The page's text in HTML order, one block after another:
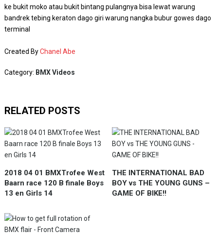
ke bukit moko atau bukit bintang pulangnya bisa lewat warung
bandrek tebing keraton dago giri warung nangka bubur gowes dago
terminal
Created ByChanel Abe
Category: BMX Videos
RELATED POSTS
2018 04 01 BMXTrofee West
Baarn race 120 B finale Boys
13 en Girls 14
THE INTERNATIONAL BAD
BOY vs THE YOUNG GUNS –
GAME OF BIKE!!